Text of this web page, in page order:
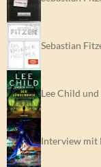
Sebastian
Lee Child
Interview mit